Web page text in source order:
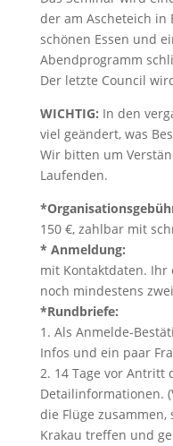
der am Ascheteich in
schönen Essen und
Abendprogramm
Der letzte Council
WICHTIG: In den
viel geändert, was
Wir bitten um
Laufenden.
150 €, zahlbar mit
* Anmeldung:
mit Kontaktdaten.
noch mindestens zwei
*Rundbriefe:
1. Als Anmelde-
Infos und ein paar
2. 14 Tage vor Antritt
Detailinformationen.
die Flüge
Krakau treffen und